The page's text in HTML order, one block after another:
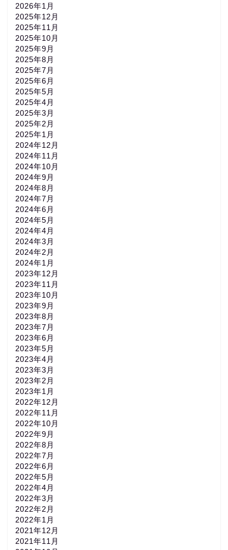
2026年1月
2025年12月
2025年11月
2025年10月
2025年9月
2025年8月
2025年7月
2025年6月
2025年5月
2025年4月
2025年3月
2025年2月
2025年1月
2024年12月
2024年11月
2024年10月
2024年9月
2024年8月
2024年7月
2024年6月
2024年5月
2024年4月
2024年3月
2024年2月
2024年1月
2023年12月
2023年11月
2023年10月
2023年9月
2023年8月
2023年7月
2023年6月
2023年5月
2023年4月
2023年3月
2023年2月
2023年1月
2022年12月
2022年11月
2022年10月
2022年9月
2022年8月
2022年7月
2022年6月
2022年5月
2022年4月
2022年3月
2022年2月
2022年1月
2021年12月
2021年11月